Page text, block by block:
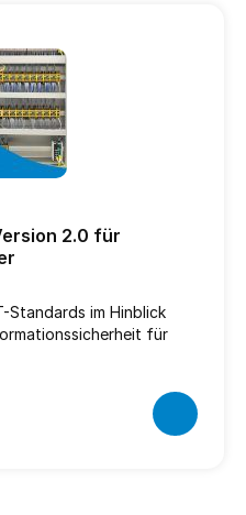
2.0 für
Standards im Hinblick
für